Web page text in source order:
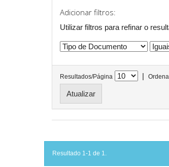
Adicionar filtros:
Utilizar filtros para refinar o
Resultados/Página |
Resultado 1-1 de 1.